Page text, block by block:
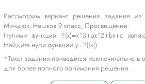
Рассмотрим вариант решения задания из
Миндюк, Нешков 9 класс, Просвещение:
Нулями функции ?(x)=x^3+ax^2+bx+c
Найдите нули функции y=?(|x|).
*Текст задания приводится исключительно в
для более полного понимания решения.